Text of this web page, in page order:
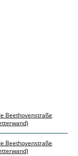
Beethovenstraße
Beethovenstraße